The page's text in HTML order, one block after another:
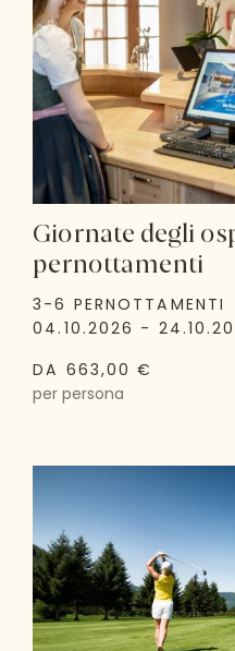
Giornate degli
pernottamenti
3-6 PERNOTTAMENTI
04.10.2026 -
DA 663,00 €
per persona